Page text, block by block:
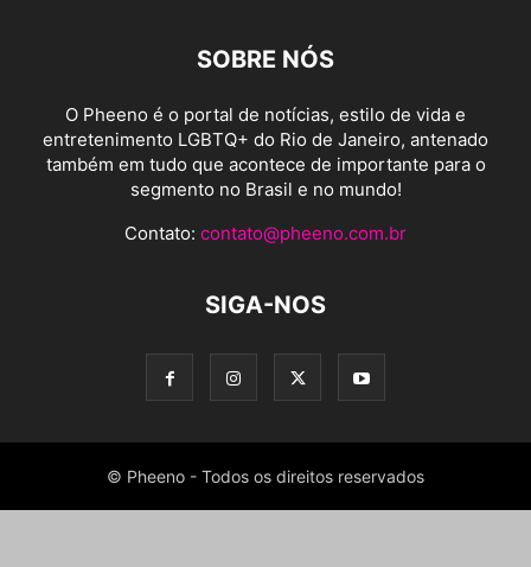
SOBRE NÓS
O Pheeno é o portal de notícias, estilo de vida e
entretenimento LGBTQ+ do Rio de Janeiro, antenado
também em tudo que acontece de importante para o
segmento no Brasil e no mundo!
Contato: contato@pheeno.com.br
SIGA-NOS
© Pheeno - Todos os direitos reservados